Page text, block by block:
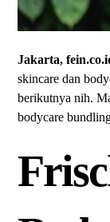
Jakarta,
skincare dan
berikutnya nih.
bodycare